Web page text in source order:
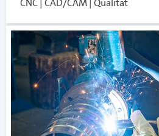
CNC | CAD/CAM | Qualität